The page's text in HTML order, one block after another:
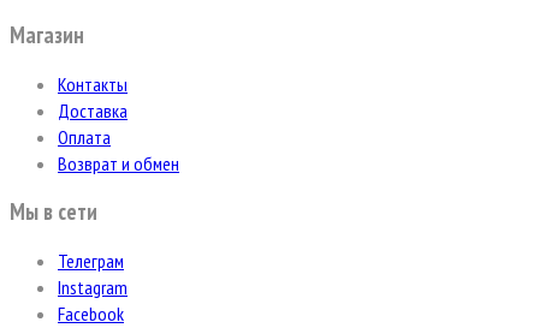
Магазин
Контакты
Доставка
Оплата
Возврат и обмен
Мы в сети
Телеграм
Instagram
Facebook